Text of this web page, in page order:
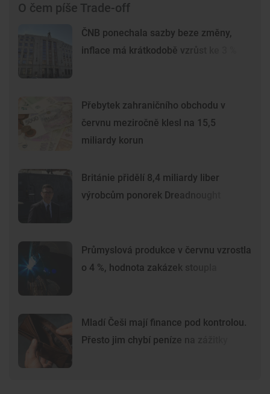
O čem píše Trade-off
ČNB ponechala sazby beze změny,
inflace má krátkodobě vzrůst ke 3 %
Přebytek zahraničního obchodu v
červnu meziročně klesl na 15,5
miliardy korun
Británie přidělí 8,4 miliardy liber
výrobcům ponorek Dreadnought
Průmyslová produkce v červnu vzrostla
o 4 %, hodnota zakázek stoupla
Mladí Češi mají finance pod kontrolou.
Přesto jim chybí peníze na zážitky